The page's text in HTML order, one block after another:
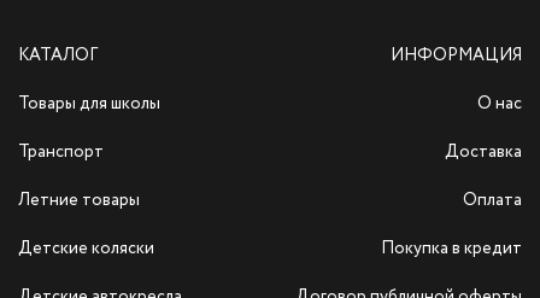
КАТАЛОГ
Товары для школы
Транспорт
Летние товары
Детские коляски
ИНФОРМАЦИЯ
О нас
Доставка
Оплата
Покупка в кредит